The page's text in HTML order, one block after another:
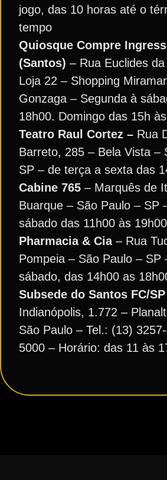
jogo, das 10 horas até o
tempo
Quiosque Compre
(Santos) – Rua Euclides
Loja 22 – Shopping
Gonzaga – Segunda à
18h00. Domingo das 15h
Teatro Raul Cortez – Rua
Barreto, 285 – Bela Vista –
SP – de terça a sexta das
Cabine 765 – Marquês de
Buarque – São Paulo – SP
sábado das 11h00 às 19h00
Pharmacia & Cia– Rua
Pompeia – São Paulo – SP
sábado, das 14h00 as
Subsede do Santos FC/SP
Indianópolis, 1.772 –
São Paulo – Tel.: (13)
5000 – Horário: das 11 às